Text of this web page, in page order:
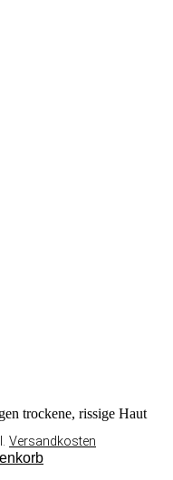
trockene, rissige Haut
Versandkosten